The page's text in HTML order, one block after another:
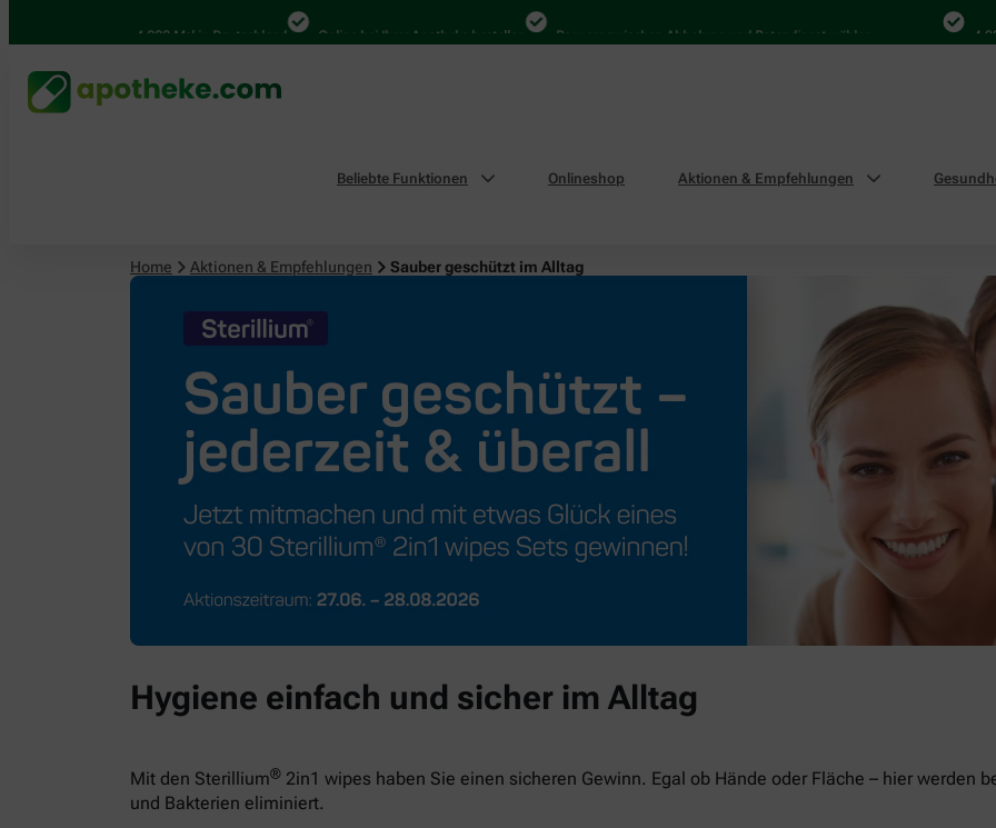
4.000 Mal in Deutschland Online bei Ihrer Apotheke bestellen Bequem zwischen Abholung und Botendienst wählen 4.000
Beliebte Funktionen Onlineshop Aktionen & Empfehlungen
Home Aktionen & Empfehlungen Sauber geschützt im Alltag
Hygiene einfach und sicher im Alltag
Mit den Sterillium® 2in1 wipes haben Sie einen sicheren Gewinn. Egal ob Hände oder Fläche – hier werden
und Bakterien eliminiert.